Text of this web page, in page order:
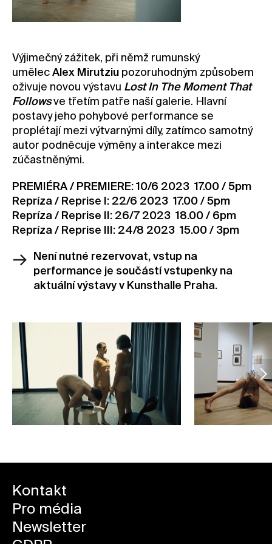
Kontakt
Pro média
Pronájem prostor
Volné pozice
Výjimečný zážitek, při němž rumunský
umělec Alex Mirutziu pozoruhodným způsobem
oživuje novou výstavu Lost In The Moment That
Followsve třetím patře naší galerie. Hlavní
postavy jeho pohybové performance se
proplétají mezi výtvarnými díly, zatímco samotný
autor podněcuje výměny a interakce mezi
zúčastněnými.
PREMIÉRA / PREMIERE: 10/6 2023 17.00 / 5pm
Repríza / Reprise I: 22/6 2023 17.00 / 5pm
Repríza / Reprise II: 26/7 2023 18.00 / 6pm
Repríza / Reprise III: 24/8 2023 15.00 / 3pm
Není nutné rezervovat, vstup na
performance je součástí vstupenky na
aktuální výstavy v Kunsthalle Praha.
Kontakt
Pro média
Newsletter